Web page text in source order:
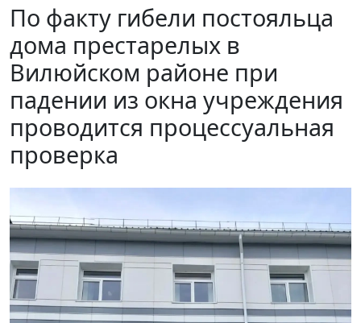
По факту гибели постояльца
дома престарелых в
Вилюйском районе при
падении из окна учреждения
проводится процессуальная
проверка